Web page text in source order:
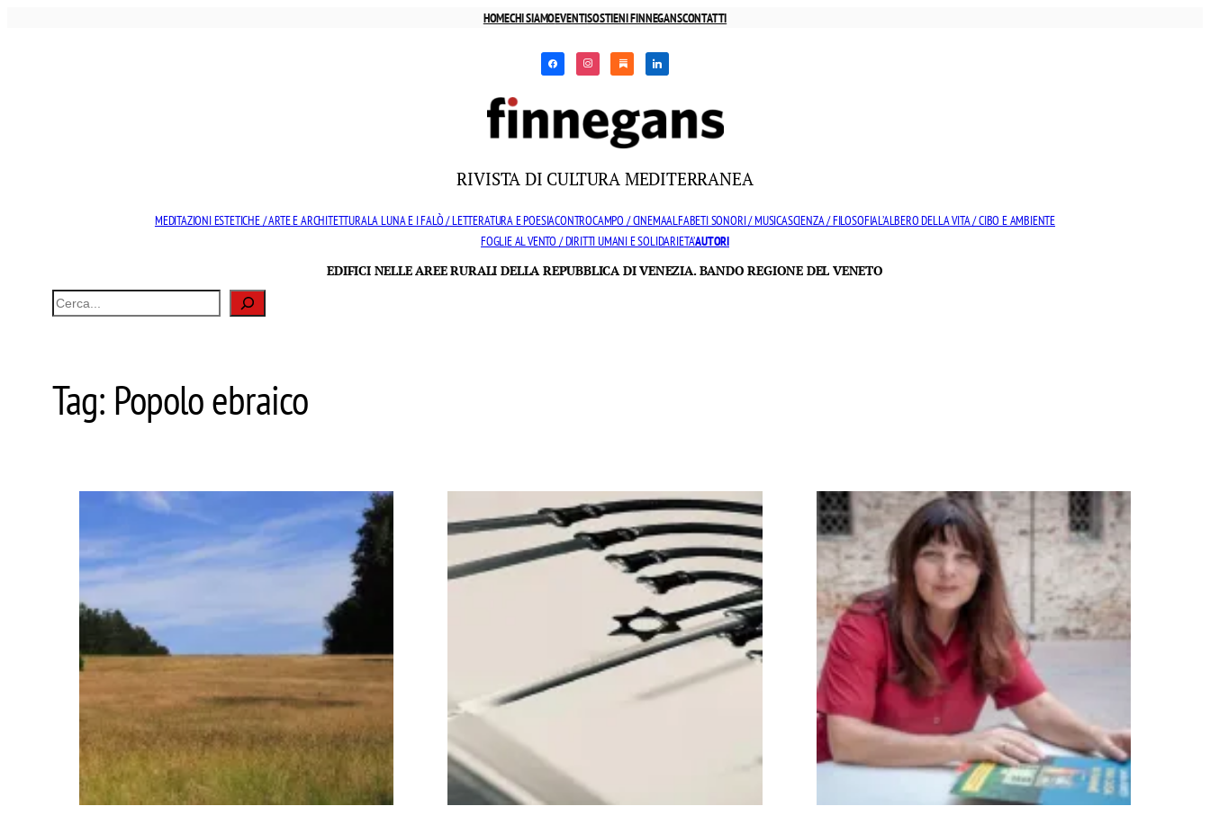
HOMECHI SIAMOEVENTISOSTIENI FINNEGANSCONTATTI
facebookinstagram
substacklinkedin
RIVISTA DI CULTURA MEDITERRANEA
MEDITAZIONI ESTETICHE / ARTE E ARCHITETTURALA LUNA E I FALÒ / LETTERATURA E POESIACONTROCAMPO / CINEMAALFABETI SONORI / MUSICASCIENZA / FILOSOFIAL’ALBERO DELLA VITA / CIBO E AMBIENTE
FOGLIE AL VENTO / DIRITTI UMANI E SOLIDARIETA’AUTORI
EDIFICI NELLE AREE RURALI DELLA REPUBBLICA DI VENEZIA. BANDO REGIONE DEL VENETO
Cerca
Tag: Popolo ebraico